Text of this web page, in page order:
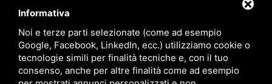
DEFANGATORI
ACQUA TECNICA
RISERVA IDRICA
PRODOTTI SPECIALI
Informativa
Noi e terze parti selezionate (come ad esempio
Google, Facebook, LinkedIn, ecc.) utilizziamo cookie o
tecnologie simili per finalità tecniche e, con il tuo
consenso, anche per altre finalità come ad esempio